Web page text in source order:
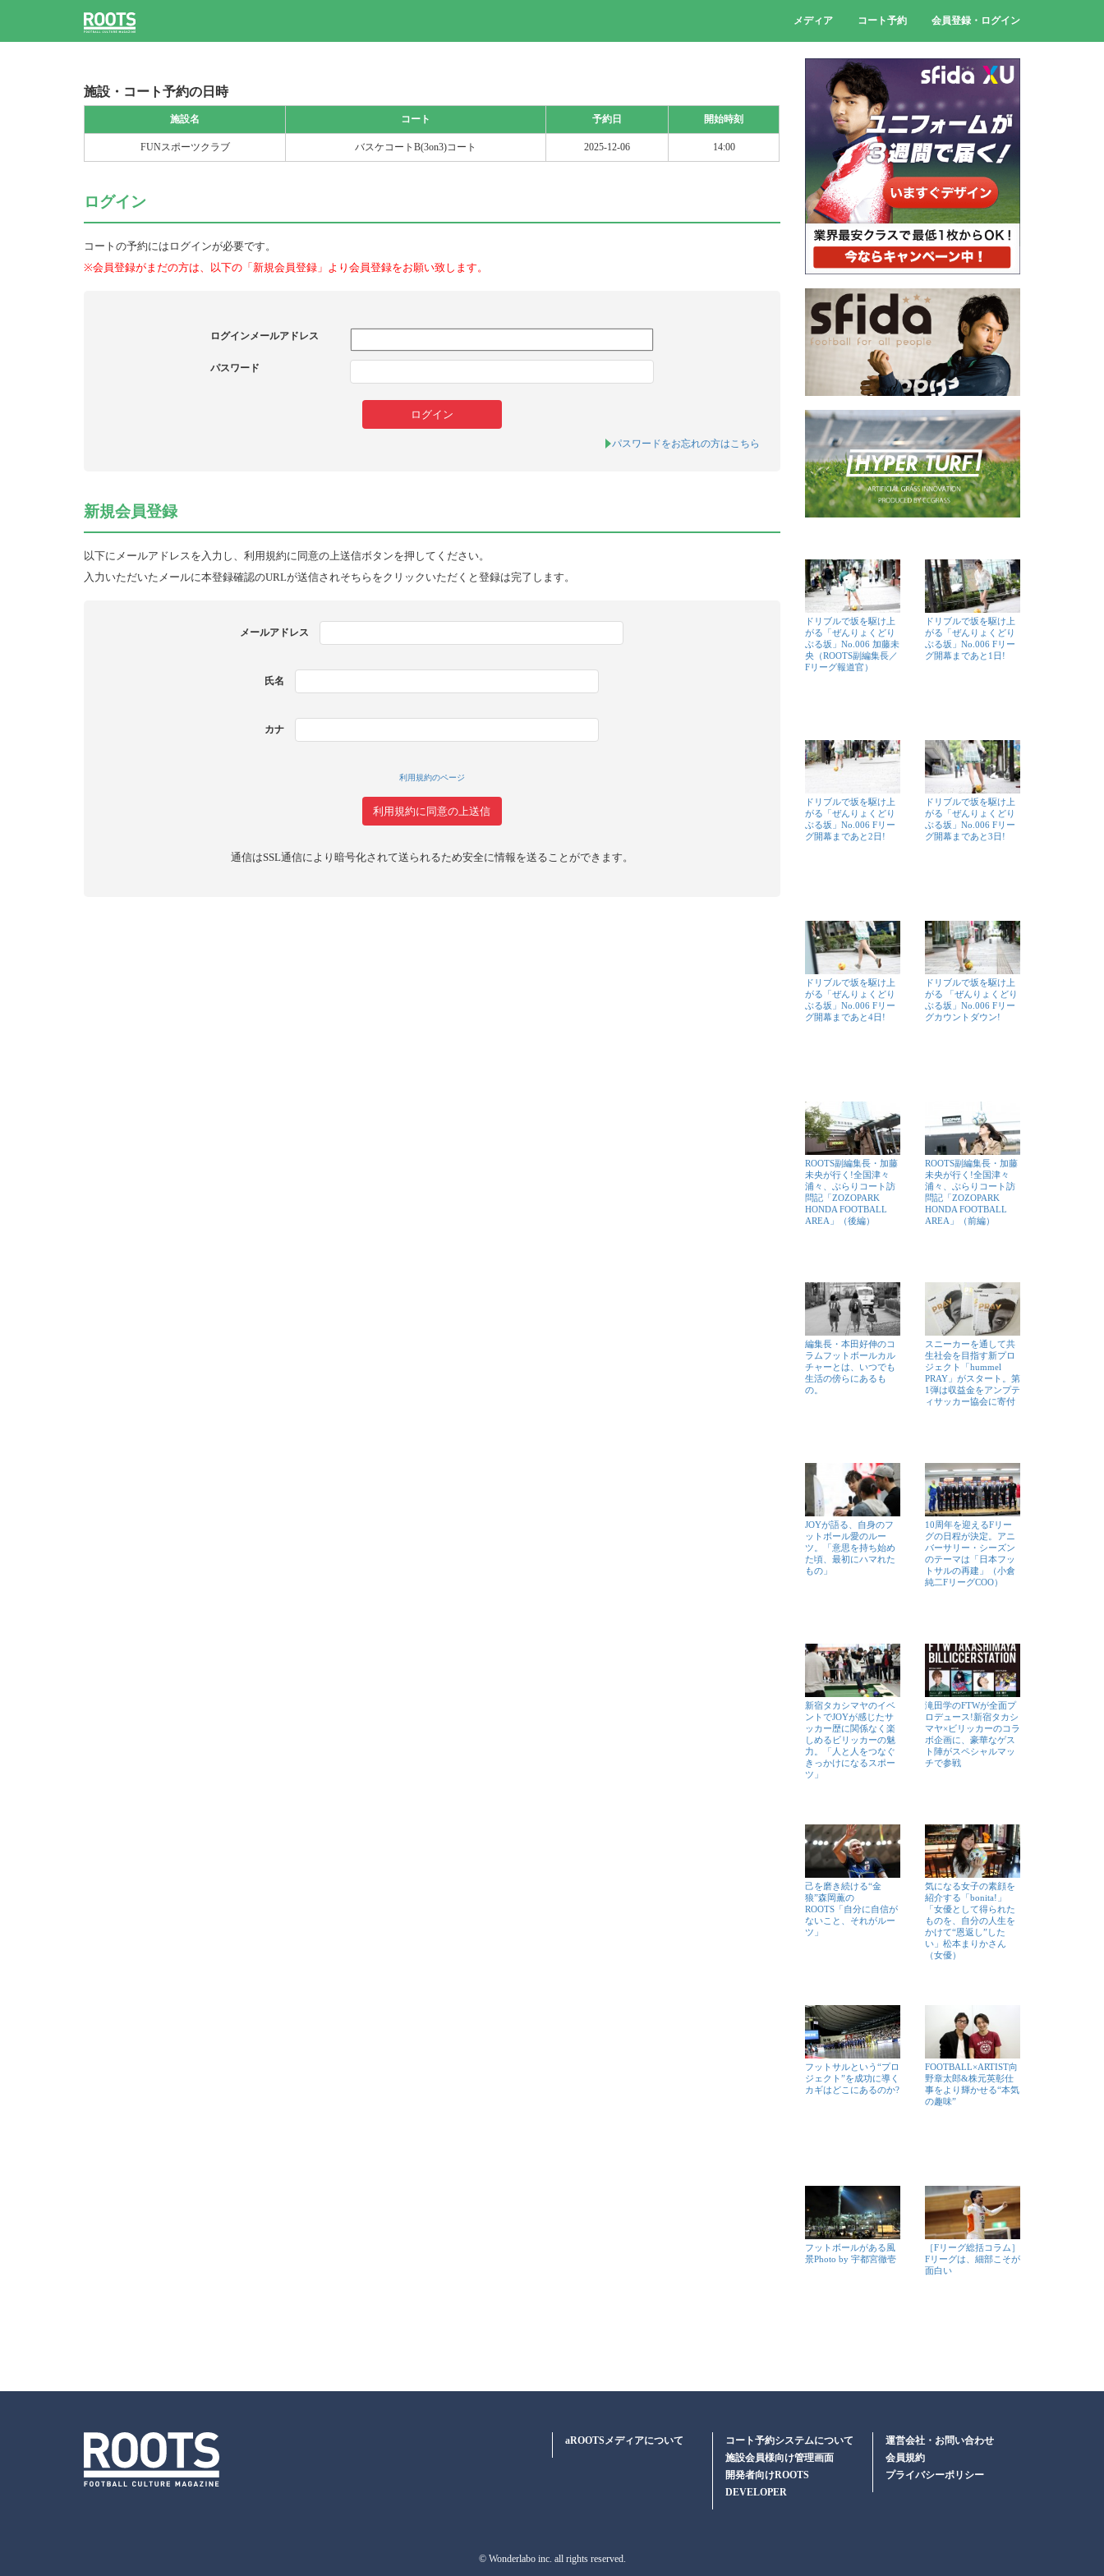
メディア コート予約 会員登録・ログイン
施設・コート予約の日時
施設名 コート 予約日 開始時刻
FUNスポーツクラブ バスケコートB(3on3)コート 2025-12-06 14:00
ログイン
コートの予約にはログインが必要です。
※会員登録がまだの方は、以下の「新規会員登録」より会員登録をお願い致します。
ログインメールアドレス
パスワード
パスワードをお忘れの方はこちら
新規会員登録
以下にメールアドレスを入力し、利用規約に同意の上送信ボタンを押してください。
入力いただいたメールに本登録確認のURLが送信されそちらをクリックいただくと登録は完了します。
メールアドレス
氏名
カナ
利用規約のページ
通信はSSL通信により暗号化されて送られるため安全に情報を送ることができます。
ドリブルで坂を駆け上
がる「ぜんりょくどり
ぶる坂」No.006 加藤未
央（ROOTS副編集長／
Fリーグ報道官）
ドリブルで坂を駆け上
がる「ぜんりょくどり
ぶる坂」No.006 Fリー
グ開幕まであと1日!
ドリブルで坂を駆け上
がる「ぜんりょくどり
ぶる坂」No.006 Fリー
グ開幕まであと2日!
ドリブルで坂を駆け上
がる「ぜんりょくどり
ぶる坂」No.006 Fリー
グ開幕まであと3日!
ドリブルで坂を駆け上
がる「ぜんりょくどり
ぶる坂」No.006 Fリー
グ開幕まであと4日!
ドリブルで坂を駆け上
がる 「ぜんりょくどり
ぶる坂」No.006 Fリー
グカウントダウン!
ROOTS副編集長・加藤
未央が行く!全国津々
浦々、ぶらりコート訪
問記「ZOZOPARK
HONDA FOOTBALL
AREA」（後編）
ROOTS副編集長・加藤
未央が行く!全国津々
浦々、ぶらりコート訪
問記「ZOZOPARK
HONDA FOOTBALL
AREA」（前編）
編集長・本田好伸のコ
ラムフットボールカル
チャーとは、いつでも
生活の傍らにあるも
の。
スニーカーを通して共
生社会を目指す新プロ
ジェクト「hummel
PRAY」がスタート。第
1弾は収益金をアンプテ
ィサッカー協会に寄付
JOYが語る、自身のフ
ットボール愛のルー
ツ。「意思を持ち始め
た頃、最初にハマれた
もの」
10周年を迎えるFリー
グの日程が決定。アニ
バーサリー・シーズン
のテーマは「日本フッ
トサルの再建」（小倉
純二FリーグCOO）
新宿タカシマヤのイベ
ントでJOYが感じたサ
ッカー歴に関係なく楽
しめるビリッカーの魅
力。「人と人をつなぐ
きっかけになるスポー
ツ」
滝田学のFTWが全面プ
ロデュース!新宿タカシ
マヤ×ビリッカーのコラ
ボ企画に、豪華なゲス
ト陣がスペシャルマッ
チで参戦
己を磨き続ける“金
狼”森岡薫の
ROOTS「自分に自信が
ないこと、それがルー
ツ」
気になる女子の素顔を
紹介する「bonita!」
「女優として得られた
ものを、自分の人生を
かけて“恩返し”した
い」松本まりかさん
（女優）
フットサルという“プロ
ジェクト”を成功に導く
カギはどこにあるのか?
FOOTBALL×ARTIST向
野章太郎&株元英彰仕
事をより輝かせる“本気
の趣味”
フットボールがある風
景Photo by 宇都宮徹壱
［Fリーグ総括コラム］
Fリーグは、細部こそが
面白い
aROOTSメディアについて
コート予約システムについて
施設会員様向け管理画面
開発者向けROOTS
DEVELOPER
運営会社・お問い合わせ
会員規約
プライバシーポリシー
© Wonderlabo inc. all rights reserved.